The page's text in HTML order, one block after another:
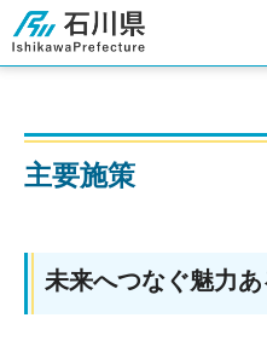
石川県
主要施策
未来へつなぐ魅力